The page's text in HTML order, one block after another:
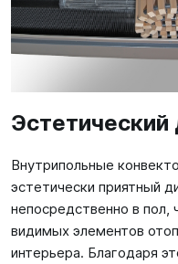
Эстетический
Внутрипольные
эстетически приятный
непосредственно в пол,
видимых элементов
интерьера. Благодаря